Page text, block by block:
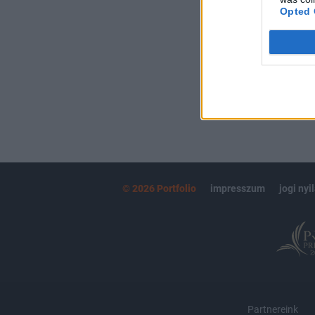
Opted
kötéslistái
MÁR
© 2026 Portfolio impresszum jogi
Partnereink